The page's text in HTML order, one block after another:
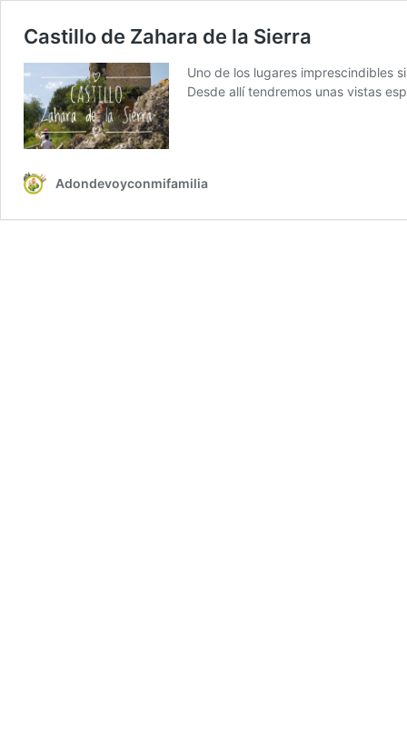
Castillo de Zahara de la Sierra
Uno de los lugares imprescindibles
Desde allí tendremos unas vistas
Adondevoyconmifamilia